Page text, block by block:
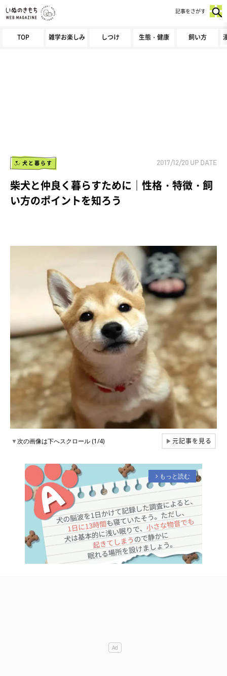
TOP 雑学お楽しみ しつけ 生態・健康 飼い方
記事をさがす
犬と暮らす 2017/12/20 UP DATE
柴犬と仲良く暮らすために｜性格・特徴・飼
い方のポイントを知ろう
▼次の画像は下へスクロール (1/4) ▶元記事を見る
arrow_forward_ios もっと読む